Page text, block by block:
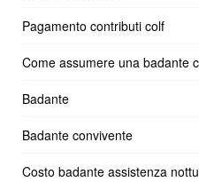
Pagamento contributi colf
Come assumere una badante
Badante
Badante convivente
Costo badante assistenza